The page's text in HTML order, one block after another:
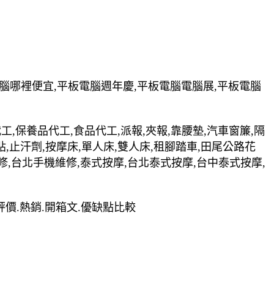
哪裡便宜,平板電腦週年慶,平板電腦電腦展,平板電腦
,保養品代工,食品代工,派報,夾報,靠腰墊,汽車窗簾,隔
止汗劑,按摩床,單人床,雙人床,租腳踏車,田尾公路花
台北手機維修,泰式按摩,台北泰式按摩,台中泰式按摩,
價.熱銷.開箱文.優缺點比較